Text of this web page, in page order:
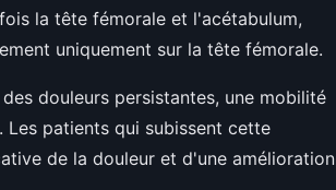
la tête fémorale et l'acétabulum,
uniquement sur la tête fémorale.
douleurs persistantes, une mobilité
patients qui subissent cette
de la douleur et d'une amélioration